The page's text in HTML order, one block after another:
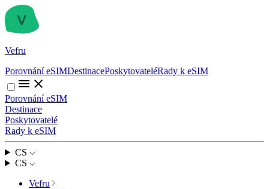
Vefru
Porovnání eSIMDestinacePoskytovateléRady k eSIM
Porovnání eSIM
Destinace
Poskytovatelé
Rady k eSIM
CS
CS
Vefru